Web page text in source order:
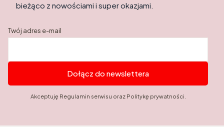
bieżąco z nowościami i super okazjami.
Twój adres e-mail
Dołącz do newslettera
Akceptuję Regulamin serwisu oraz Politykę prywatności.